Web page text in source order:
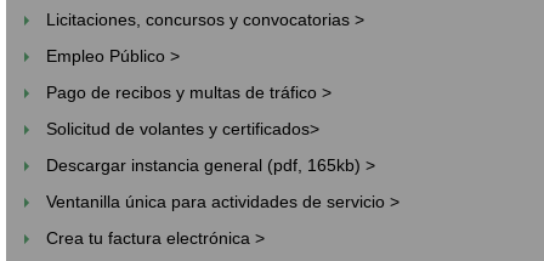
Licitaciones, concursos y convocatorias >
Empleo Público >
Pago de recibos y multas de tráfico >
Solicitud de volantes y certificados>
Descargar instancia general (pdf, 165kb) >
Ventanilla única para actividades de servicio >
Crea tu factura electrónica >